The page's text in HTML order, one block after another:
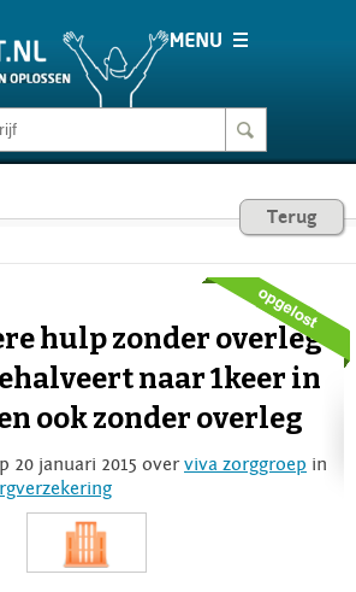
Terug
hulp zonder overleg
naar 1keer in
ook zonder overleg
20 januari 2015 overviva zorggroep in